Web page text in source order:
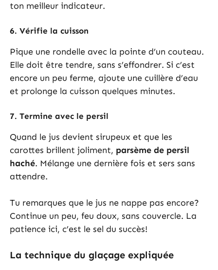
ton meilleur indicateur.
6. Vérifie la cuisson
Pique une rondelle avec la pointe d’un couteau.
Elle doit être tendre, sans s’effondrer. Si c’est
encore un peu ferme, ajoute une cuillère d’eau
et prolonge la cuisson quelques minutes.
7. Termine avec le persil
Quand le jus devient sirupeux et que les
carottes brillent joliment, parsème de persil
haché. Mélange une dernière fois et sers sans
attendre.
Tu remarques que le jus ne nappe pas encore?
Continue un peu, feu doux, sans couvercle. La
patience ici, c’est le sel du succès!
La technique du glaçage expliquée